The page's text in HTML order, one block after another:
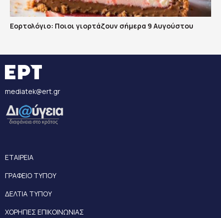
Εορτολόγιο: Ποιοι γιορτάζουν σήμερα 9 Αυγούστου
mediatek@ert.gr
ΕΤΑΙΡΕΙΑ
ΓΡΑΦΕΙΟ ΤΥΠΟΥ
ΔΕΛΤΙΑ ΤΥΠΟΥ
ΧΟΡΗΓΙΕΣ ΕΠΙΚΟΙΝΩΝΙΑΣ